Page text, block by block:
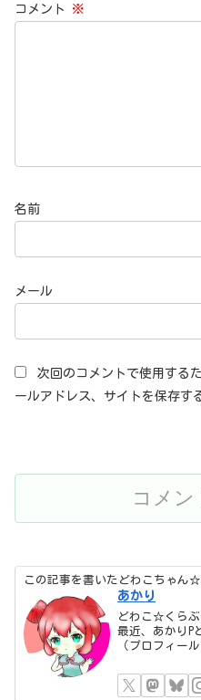
コメント ※
名前
メール
次回のコメントで使用する
ールアドレス、サイトを保存す
この記事を書いたどわこちゃん☆
あかり
どわこ☆くら
最近、あかりP
（プロフィー